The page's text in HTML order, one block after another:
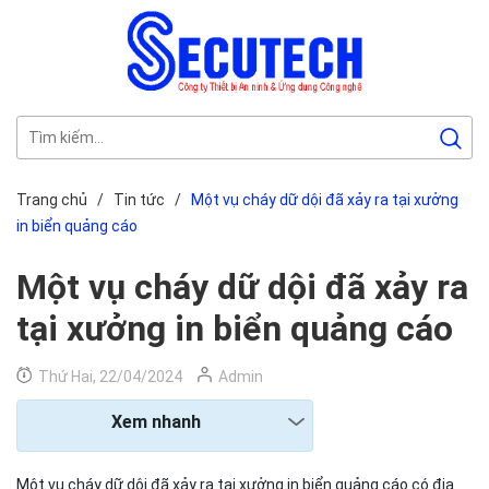
Trang chủ / Tin tức /
Một vụ cháy dữ dội đã xảy ra tại xưởng
in biển quảng cáo
Một vụ cháy dữ dội đã xảy ra
tại xưởng in biển quảng cáo
Thứ Hai, 22/04/2024 Admin
Xem nhanh
Một vụ cháy dữ dội đã xảy ra tại xưởng in biển quảng cáo có địa